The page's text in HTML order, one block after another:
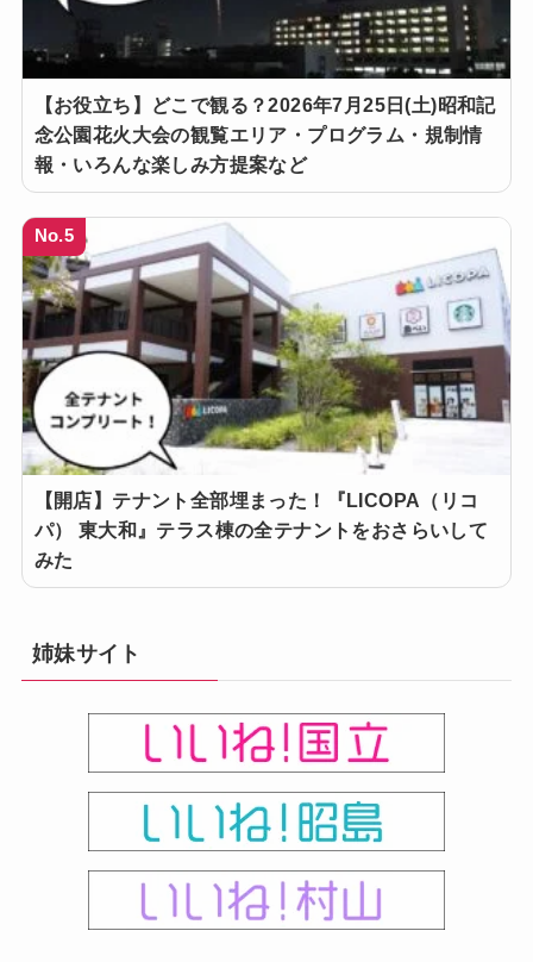
【お役立ち】どこで観る？2026年7月25日(土)昭和記
念公園花火大会の観覧エリア・プログラム・規制情
報・いろんな楽しみ方提案など
No.5
【開店】テナント全部埋まった！『LICOPA（リコ
パ） 東大和』テラス棟の全テナントをおさらいして
みた
姉妹サイト